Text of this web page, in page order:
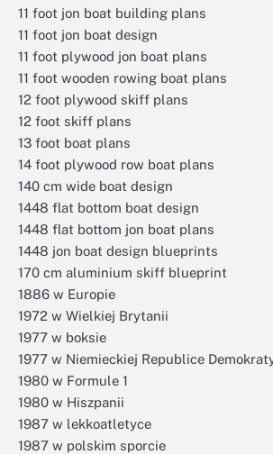
11 foot jon boat building plans
11 foot jon boat design
11 foot plywood jon boat plans
11 foot wooden rowing boat plans
12 foot plywood skiff plans
12 foot skiff plans
13 foot boat plans
14 foot plywood row boat plans
140 cm wide boat design
1448 flat bottom boat design
1448 flat bottom jon boat plans
1448 jon boat design blueprints
170 cm aluminium skiff blueprint
1886 w Europie
1972 w Wielkiej Brytanii
1977 w boksie
1977 w Niemieckiej Republice
1980 w Formule 1
1980 w Hiszpanii
1987 w lekkoatletyce
1987 w polskim sporcie